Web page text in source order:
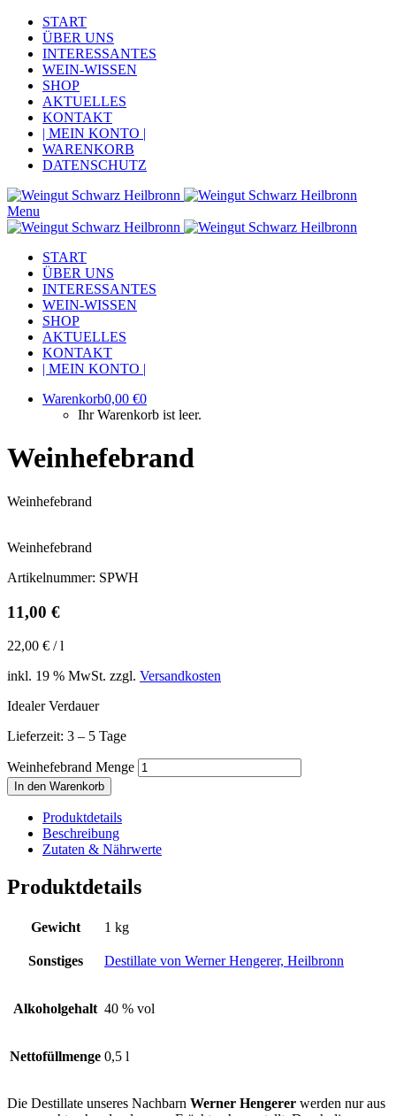
START
ÜBER UNS
INTERESSANTES
WEIN-WISSEN
SHOP
AKTUELLES
KONTAKT
| MEIN KONTO |
WARENKORB
DATENSCHUTZ
Menu
START
ÜBER UNS
INTERESSANTES
WEIN-WISSEN
SHOP
AKTUELLES
KONTAKT
| MEIN KONTO |
Warenkorb0,00 €0
Ihr Warenkorb ist leer.
Weinhefebrand
Weinhefebrand
Weinhefebrand
Artikelnummer: SPWH
11,00 €
22,00 € /l
inkl. 19 % MwSt. zzgl. Versandkosten
Idealer Verdauer
Lieferzeit: 3 – 5 Tage
Weinhefebrand Menge
In den Warenkorb
Produktdetails
Beschreibung
Zutaten & Nährwerte
Produktdetails
Gewicht 1 kg
Sonstiges Destillate von Werner Hengerer, Heilbronn
Alkoholgehalt 40 % vol
Nettofüllmenge 0,5 l
Die Destillate unseres Nachbarn Werner Hengerer werden nur aus